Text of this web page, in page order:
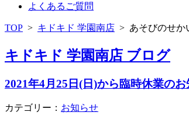
よくあるご質問
TOP > キドキド 学園南店 > あそびのせか
キドキド 学園南店 ブログ
2021年4月25日(日)から臨時休業の
カテゴリー： お知らせ